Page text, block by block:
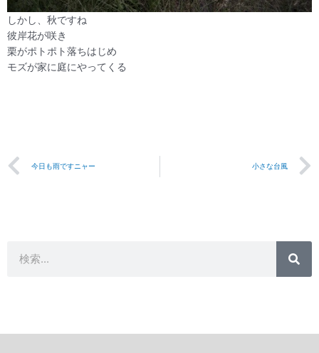
しかし、秋ですね
彼岸花が咲き
栗がポトポト落ちはじめ
モズが家に庭にやってくる
Prev
今日も雨ですニャー 小さな台風
検